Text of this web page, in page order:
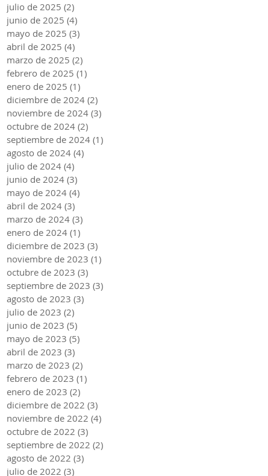
julio de 2025 (2)
junio de 2025 (4)
mayo de 2025 (3)
abril de 2025 (4)
marzo de 2025 (2)
febrero de 2025 (1)
enero de 2025 (1)
diciembre de 2024 (2)
noviembre de 2024 (3)
octubre de 2024 (2)
septiembre de 2024 (1)
agosto de 2024 (4)
julio de 2024 (4)
junio de 2024 (3)
mayo de 2024 (4)
abril de 2024 (3)
marzo de 2024 (3)
enero de 2024 (1)
diciembre de 2023 (3)
noviembre de 2023 (1)
octubre de 2023 (3)
septiembre de 2023 (3)
agosto de 2023 (3)
julio de 2023 (2)
junio de 2023 (5)
mayo de 2023 (5)
abril de 2023 (3)
marzo de 2023 (2)
febrero de 2023 (1)
enero de 2023 (2)
diciembre de 2022 (3)
noviembre de 2022 (4)
octubre de 2022 (3)
septiembre de 2022 (2)
agosto de 2022 (3)
julio de 2022 (3)